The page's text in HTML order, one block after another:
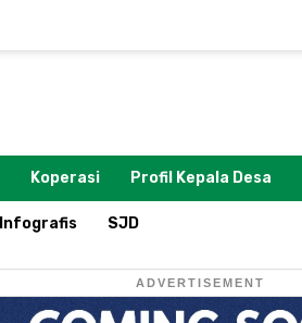
Koperasi Profil Kepala Desa
Infografis SJD
ADVERTISEMENT